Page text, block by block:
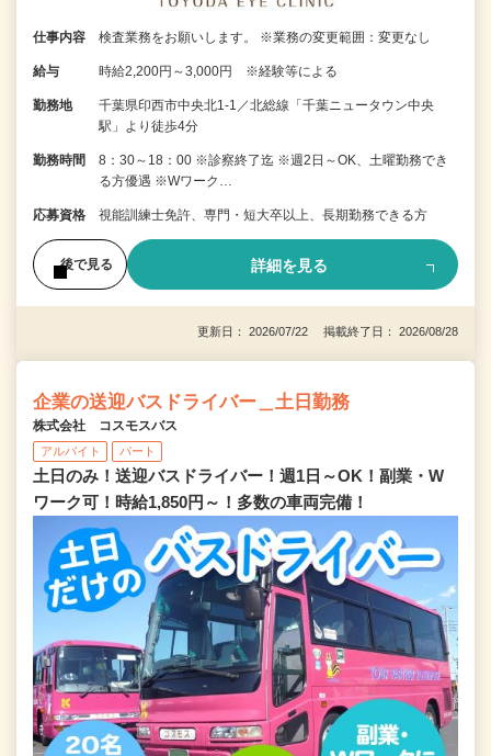
仕事内容 検査業務をお願いします。 ※業務の変更範囲：変更なし
給与 時給2,200円～3,000円 ※経験等による
勤務地
千葉県印西市中央北1-1／北総線「千葉ニュータウン中央
駅」より徒歩4分
勤務時間
8：30～18：00 ※診察終了迄 ※週2日～OK、土曜勤務でき
る方優遇 ※Wワーク…
応募資格 視能訓練士免許、専門・短大卒以上、長期勤務できる方
後で見る 詳細を見る
更新日： 2026/07/22 掲載終了日： 2026/08/28
企業の送迎バスドライバー＿土日勤務
株式会社 コスモスバス
アルバイト パート
土日のみ！送迎バスドライバー！週1日～OK！副業・W
ワーク可！時給1,850円～！多数の車両完備！